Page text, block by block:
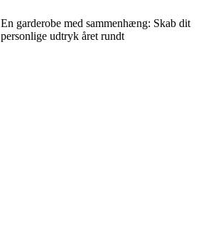
En garderobe med sammenhæng: Skab dit
personlige udtryk året rundt